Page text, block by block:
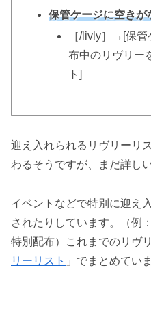
保管ケージに空きが
［/livly］→[保
布中のリヴリー
ト]
迎え入れられるリヴリーリ
わるそうですが、まだ詳し
イベントなどで特別に迎え
されたりしています。（例
特別配布）これまでのリヴ
リーリスト 」でまとめてい